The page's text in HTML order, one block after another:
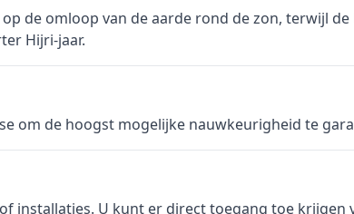
de omloop van de aarde rond de zon, terwijl
Hijri-jaar.
om de hoogst mogelijke nauwkeurigheid te
installaties. U kunt er direct toegang toe krijgen